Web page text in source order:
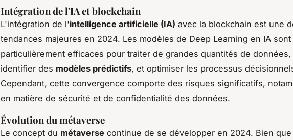
Intégration de l'IA et blockchain
L'intégration de l'intelligence artificielle (IA) avec la blockchain est une
tendances majeures en 2024. Les modèles de Deep Learning en IA sont
particulièrement efficaces pour traiter de grandes quantités de données,
identifier des modèles prédictifs, et optimiser les processus
Cependant, cette convergence comporte des risques significatifs,
en matière de sécurité et de confidentialité des données.
Évolution du métaverse
Le concept du métaverse continue de se développer en 2024. Bien